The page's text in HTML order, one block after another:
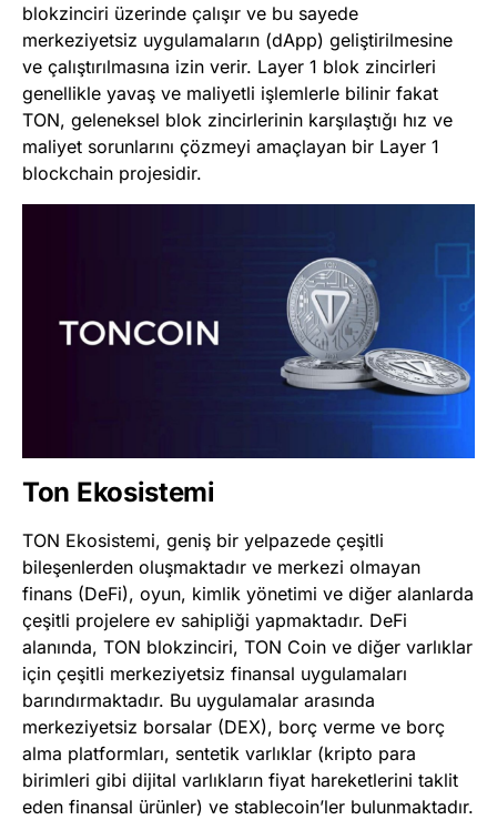
blokzinciri üzerinde çalışır ve bu sayede
merkeziyetsiz uygulamaların (dApp) geliştirilmesine
ve çalıştırılmasına izin verir. Layer 1 blok zincirleri
genellikle yavaş ve maliyetli işlemlerle bilinir fakat
TON, geleneksel blok zincirlerinin karşılaştığı hız ve
maliyet sorunlarını çözmeyi amaçlayan bir Layer 1
blockchain projesidir.
Ton Ekosistemi
TON Ekosistemi, geniş bir yelpazede çeşitli
bileşenlerden oluşmaktadır ve merkezi olmayan
finans (DeFi), oyun, kimlik yönetimi ve diğer alanlarda
çeşitli projelere ev sahipliği yapmaktadır. DeFi
alanında, TON blokzinciri, TON Coin ve diğer varlıklar
için çeşitli merkeziyetsiz finansal uygulamaları
barındırmaktadır. Bu uygulamalar arasında
merkeziyetsiz borsalar (DEX), borç verme ve borç
alma platformları, sentetik varlıklar (kripto para
birimleri gibi dijital varlıkların fiyat hareketlerini taklit
eden finansal ürünler) ve stablecoin’ler bulunmaktadır.